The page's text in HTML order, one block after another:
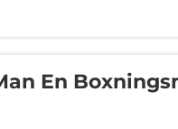
En